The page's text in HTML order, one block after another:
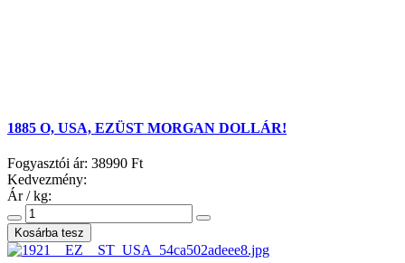
1885 O, USA, EZÜST MORGAN DOLLÁR!
Fogyasztói ár: 38990 Ft
Kedvezmény:
Ár / kg: